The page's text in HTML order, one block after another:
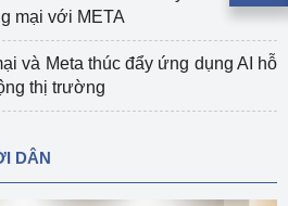
mại với META
và Meta thúc đẩy ứng dụng AI hỗ
thị trường
DÂN